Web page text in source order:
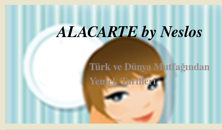
ALACARTE by Neslos
Türk ve Dünya Mutfağından
Yemek Tarifleri